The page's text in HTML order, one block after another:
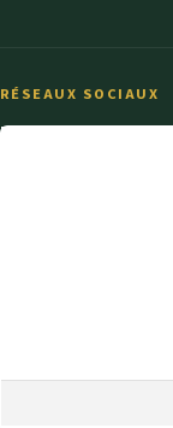
RÉSEAUX SOCIAUX